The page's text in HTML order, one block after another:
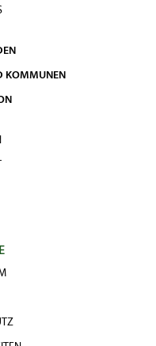
KOMMUNEN